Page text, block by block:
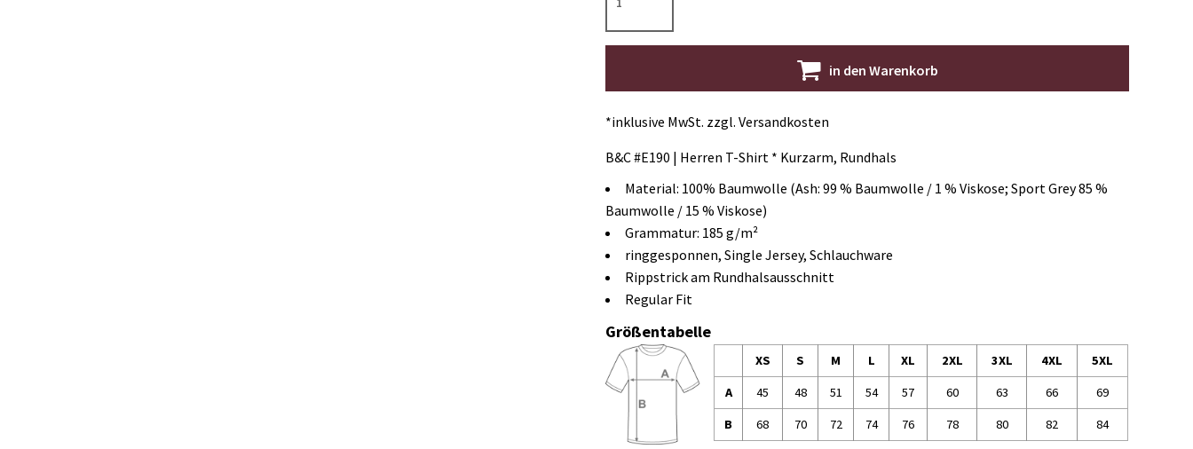
in den Warenkorb
*inklusive MwSt. zzgl. Versandkosten
B&C #E190 | Herren T-Shirt * Kurzarm, Rundhals
Material: 100% Baumwolle (Ash: 99 % Baumwolle / 1 % Viskose; Sport Grey 85 %
Baumwolle / 15 % Viskose)
Grammatur: 185 g/m²
ringgesponnen, Single Jersey, Schlauchware
Rippstrick am Rundhalsausschnitt
Regular Fit
Größentabelle
XS S M L XL 2XL 3XL 4XL
5XL
A
45 48 51 54 57 60 63 66
69
B
68 70 72 74 76 78 80 82 84